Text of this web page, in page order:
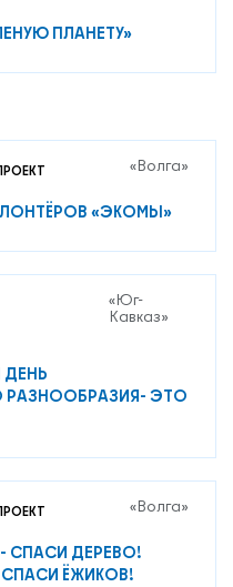
ПЛАНЕТУ»
«Волга»
«ЭКОМЫ»
«Юг-
Кавказ»
РАЗНООБРАЗИЯ- ЭТО
«Волга»
СПАСИ ДЕРЕВО!
СПАСИ ЁЖИКОВ!